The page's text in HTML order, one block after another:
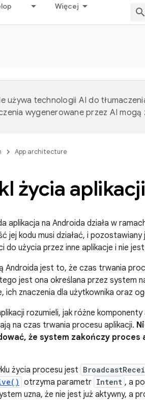
Więcej
używa technologii AI do
wygenerowane przez AI mogą
App architecture
życia aplikacji
aplikacja na Androida działa w
jej kodu musi działać, i
użycia przez inne aplikacje i nie
Androida jest to, że czas trwania
jest ona określana przez system
ich znaczenia dla użytkownika oraz
rozumieli, jak różne
na czas trwania procesu aplikacji.
że system zakończy
życia procesu jest
otrzyma parametr Intent , a
uzna, że nie jest już aktywny, a